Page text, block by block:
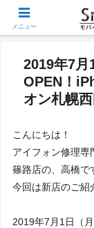
2019年7月
OPEN！
オン札幌西
こんにちは！
アイフォン修理専
篠路店の、高橋で
今回は新店のご紹
2019年7月1日（月
メニュー